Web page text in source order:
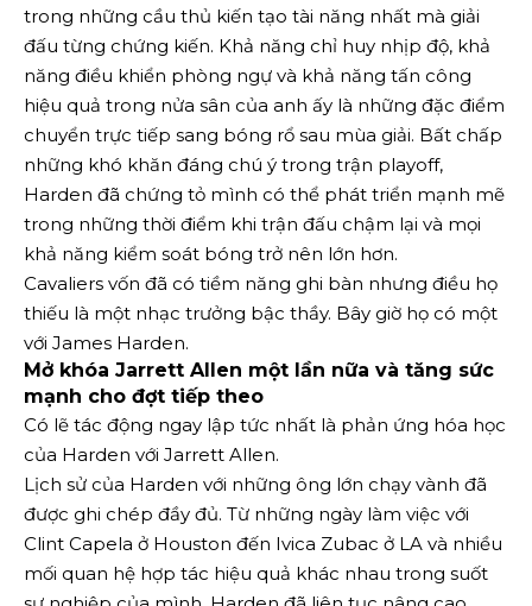
trong những cầu thủ kiến ​​tạo tài năng nhất mà giải
đấu từng chứng kiến. Khả năng chỉ huy nhịp độ, khả
năng điều khiển phòng ngự và khả năng tấn công
hiệu quả trong nửa sân của anh ấy là những đặc điểm
chuyển trực tiếp sang bóng rổ sau mùa giải. Bất chấp
những khó khăn đáng chú ý trong trận playoff,
Harden đã chứng tỏ mình có thể phát triển mạnh mẽ
trong những thời điểm khi trận đấu chậm lại và mọi
khả năng kiểm soát bóng trở nên lớn hơn.
Cavaliers vốn đã có tiềm năng ghi bàn nhưng điều họ
thiếu là một nhạc trưởng bậc thầy. Bây giờ họ có một
với James Harden.
Mở khóa Jarrett Allen một lần nữa và tăng sức
mạnh cho đợt tiếp theo
Có lẽ tác động ngay lập tức nhất là phản ứng hóa học
của Harden với Jarrett Allen.
Lịch sử của Harden với những ông lớn chạy vành đã
được ghi chép đầy đủ. Từ những ngày làm việc với
Clint Capela ở Houston đến Ivica Zubac ở LA và nhiều
mối quan hệ hợp tác hiệu quả khác nhau trong suốt